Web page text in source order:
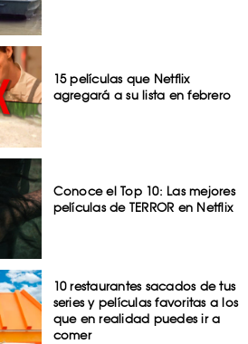
15 películas que Netflix
agregará a su lista en febrero
Conoce el Top 10: Las mejores
películas de TERROR en Netflix
10 restaurantes sacados de tus
series y películas favoritas a los
que en realidad puedes ir a
comer